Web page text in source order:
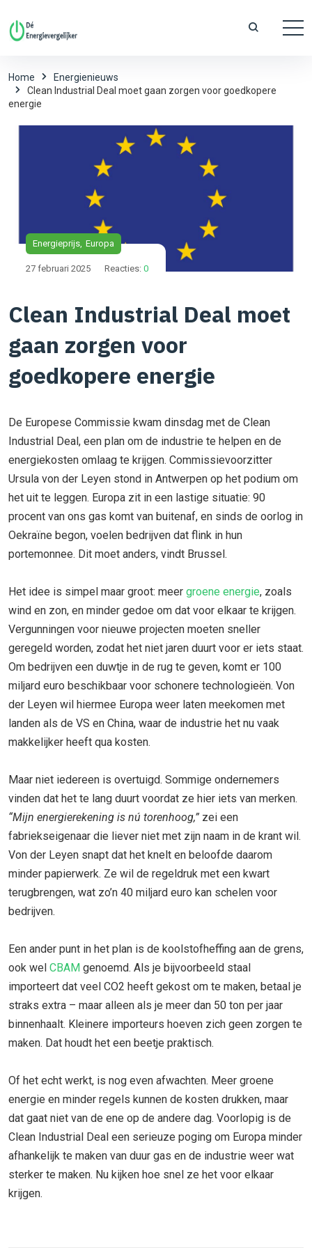
Home
Energienieuws
Clean Industrial Deal moet gaan zorgen voor goedkopere
energie
Energieprijs Europa
27 februari 2025 Reacties: 0
Clean Industrial Deal moet
gaan zorgen voor
goedkopere energie
De Europese Commissie kwam dinsdag met de Clean
Industrial Deal, een plan om de industrie te helpen en de
energiekosten omlaag te krijgen. Commissievoorzitter
Ursula von der Leyen stond in Antwerpen op het podium om
het uit te leggen. Europa zit in een lastige situatie: 90
procent van ons gas komt van buitenaf, en sinds de oorlog in
Oekraïne begon, voelen bedrijven dat flink in hun
portemonnee. Dit moet anders, vindt Brussel.
Het idee is simpel maar groot: meer groene energie, zoals
wind en zon, en minder gedoe om dat voor elkaar te krijgen.
Vergunningen voor nieuwe projecten moeten sneller
geregeld worden, zodat het niet jaren duurt voor er iets staat.
Om bedrijven een duwtje in de rug te geven, komt er 100
miljard euro beschikbaar voor schonere technologieën. Von
der Leyen wil hiermee Europa weer laten meekomen met
landen als de VS en China, waar de industrie het nu vaak
makkelijker heeft qua kosten.
Maar niet iedereen is overtuigd. Sommige ondernemers
vinden dat het te lang duurt voordat ze hier iets van merken.
“Mijn energierekening is nú torenhoog,” zei een
fabriekseigenaar die liever niet met zijn naam in de krant wil.
Von der Leyen snapt dat het knelt en beloofde daarom
minder papierwerk. Ze wil de regeldruk met een kwart
terugbrengen, wat zo’n 40 miljard euro kan schelen voor
bedrijven.
Een ander punt in het plan is de koolstofheffing aan de grens,
ook wel CBAM genoemd. Als je bijvoorbeeld staal
importeert dat veel CO2 heeft gekost om te maken, betaal je
straks extra – maar alleen als je meer dan 50 ton per jaar
binnenhaalt. Kleinere importeurs hoeven zich geen zorgen te
maken. Dat houdt het een beetje praktisch.
Of het echt werkt, is nog even afwachten. Meer groene
energie en minder regels kunnen de kosten drukken, maar
dat gaat niet van de ene op de andere dag. Voorlopig is de
Clean Industrial Deal een serieuze poging om Europa minder
afhankelijk te maken van duur gas en de industrie weer wat
sterker te maken. Nu kijken hoe snel ze het voor elkaar
krijgen.